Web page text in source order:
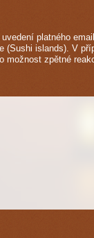
platného
(Sushi islands). V
možnost zpětné